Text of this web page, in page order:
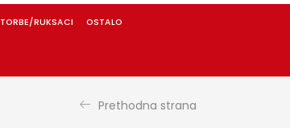
TORBE/RUKSACI OSTALO
Prethodna strana